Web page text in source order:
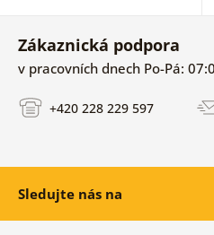
Zákaznická podpora
v pracovních dnech Po-Pá:
+420 228 229 597
Sledujte nás na